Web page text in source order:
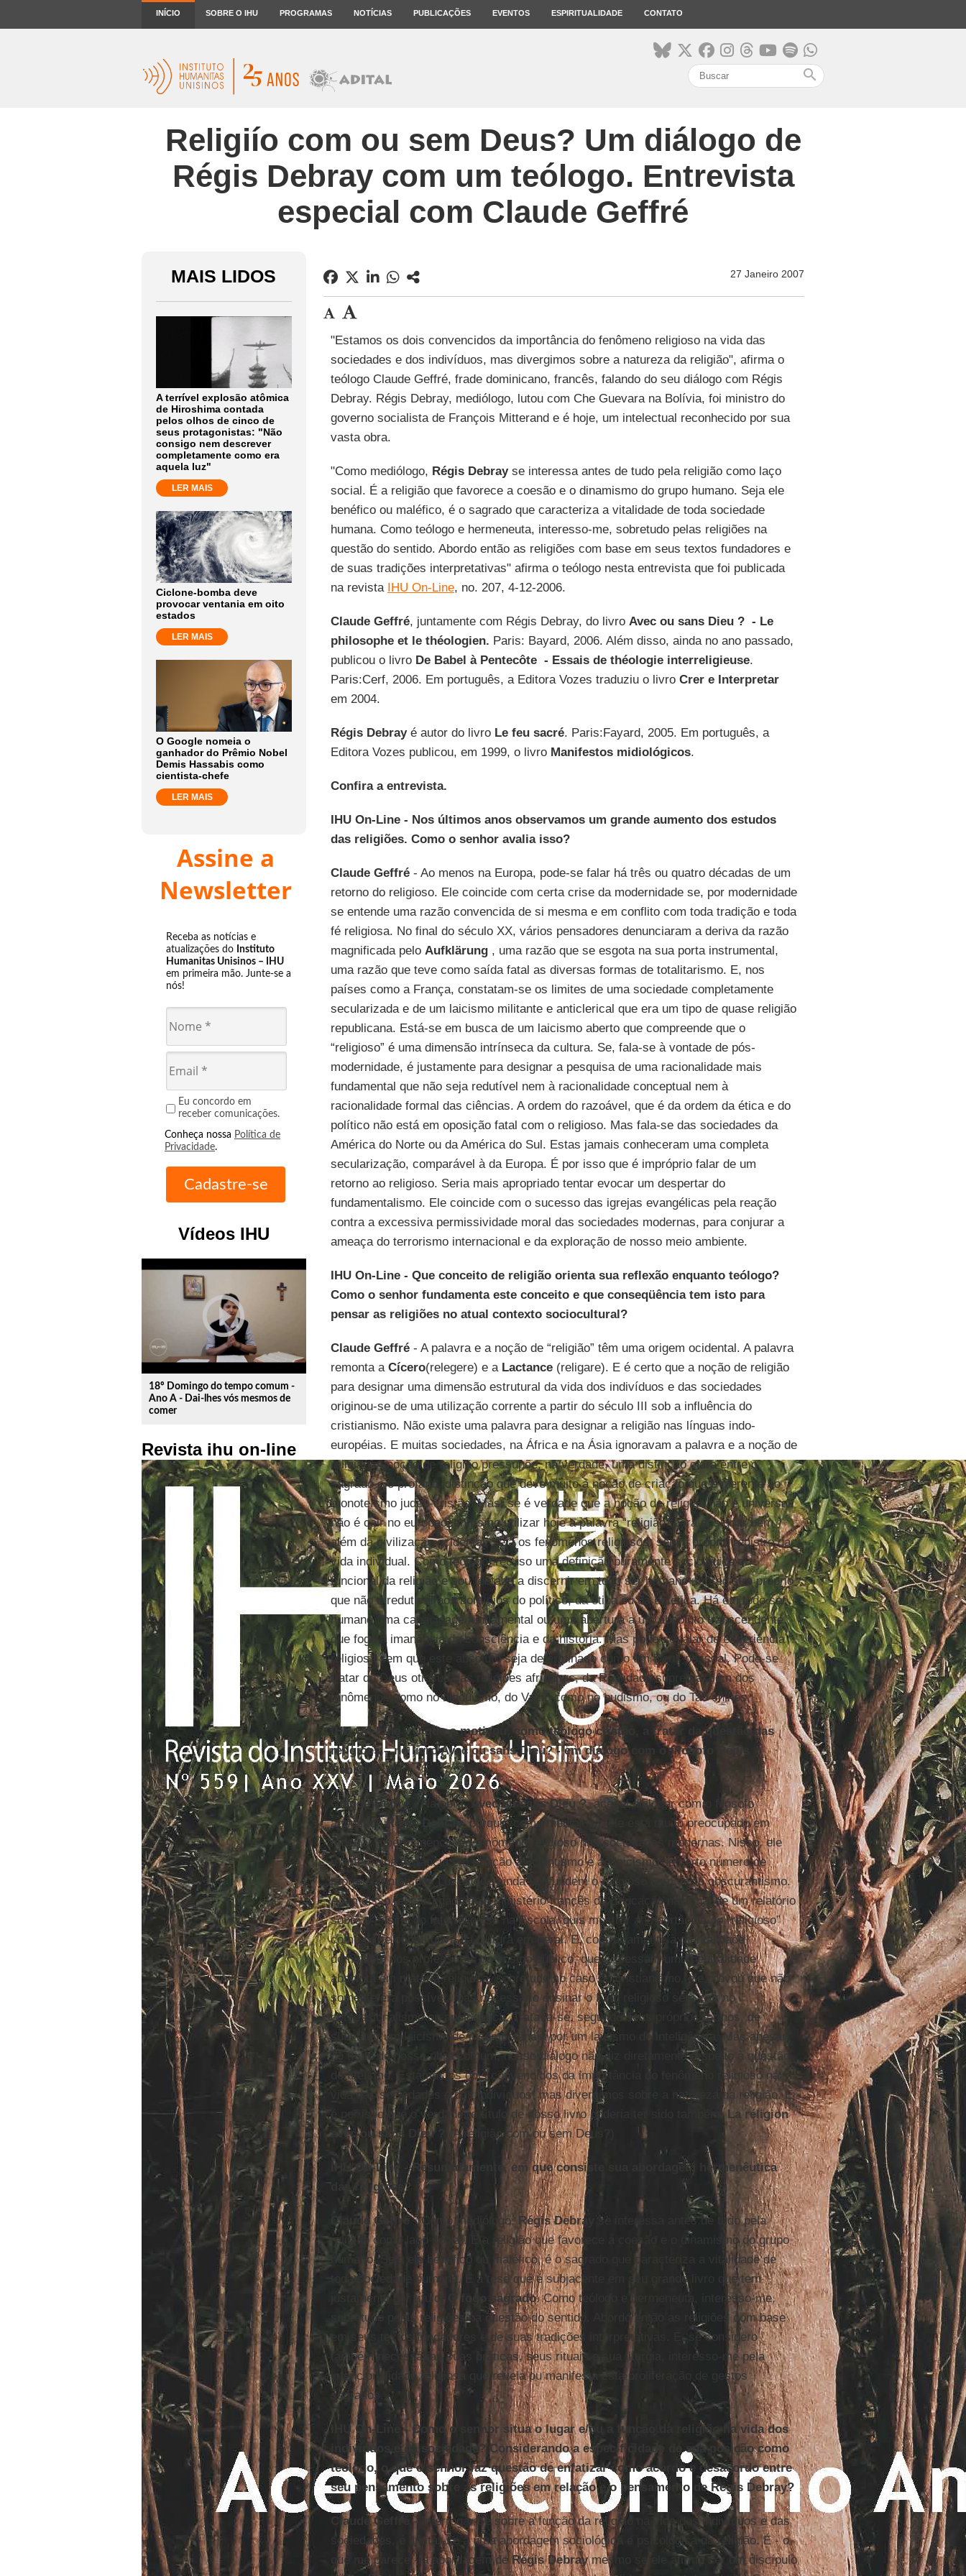
INÍCIO SOBRE O IHU PROGRAMAS NOTÍCIAS PUBLICAÇÕES EVENTOS ESPIRITUALIDADE CONTATO
search
Religiío com ou sem Deus? Um diálogo de
Régis Debray com um teólogo. Entrevista
especial com Claude Geffré
MAIS LIDOS
A terrível explosão atômica
de Hiroshima contada
pelos olhos de cinco de
seus protagonistas: "Não
consigo nem descrever
completamente como era
aquela luz"
LER MAIS
Ciclone-bomba deve
provocar ventania em oito
estados
LER MAIS
O Google nomeia o
ganhador do Prêmio Nobel
Demis Hassabis como
cientista-chefe
LER MAIS
Assine a
Newsletter
Receba as notícias e
atualizações do Instituto
Humanitas Unisinos – IHU
em primeira mão. Junte-se a
nós!
Eu concordo em
receber comunicações.
Conheça nossa Política de
Privacidade.
Vídeos IHU
play_circle_outline
18º Domingo do tempo comum -
Ano A - Dai-lhes vós mesmos de
comer
Revista ihu on-line
27 Janeiro 2007
"Estamos os dois convencidos da importância do fenômeno religioso na vida das
sociedades e dos indivíduos, mas divergimos sobre a natureza da religião", afirma o
teólogo Claude Geffré, frade dominicano, francês, falando do seu diálogo com Régis
Debray. Régis Debray, mediólogo, lutou com Che Guevara na Bolívia, foi ministro do
governo socialista de François Mitterand e é hoje, um intelectual reconhecido por sua
vasta obra.
"Como mediólogo, Régis Debrayse interessa antes de tudo pela religião como laço
social. É a religião que favorece a coesão e o dinamismo do grupo humano. Seja ele
benéfico ou maléfico, é o sagrado que caracteriza a vitalidade de toda sociedade
humana. Como teólogo e hermeneuta, interesso-me, sobretudo pelas religiões na
questão do sentido. Abordo então as religiões com base em seus textos fundadores e
de suas tradições interpretativas" afirma o teólogo nesta entrevista que foi publicada
na revista IHU On-Line, no. 207, 4-12-2006.
Claude Geffré, juntamente com Régis Debray, do livro Avec ou sans Dieu ? - Le
philosophe et le théologien. Paris: Bayard, 2006. Além disso, ainda no ano passado,
publicou o livro De Babel à Pentecôte - Essais de théologie interreligieuse.
Paris:Cerf, 2006. Em português, a Editora Vozes traduziu o livro Crer e Interpretar
em 2004.
Régis Debrayé autor do livro Le feu sacré. Paris:Fayard, 2005. Em português, a
Editora Vozes publicou, em 1999, o livro Manifestos midiológicos.
Confira a entrevista.
IHU On-Line - Nos últimos anos observamos um grande aumento dos estudos
das religiões. Como o senhor avalia isso?
Claude Geffré- Ao menos na Europa, pode-se falar há três ou quatro décadas de um
retorno do religioso. Ele coincide com certa crise da modernidade se, por modernidade
se entende uma razão convencida de si mesma e em conflito com toda tradição e toda
fé religiosa. No final do século XX, vários pensadores denunciaram a deriva da razão
magnificada pelo Aufklärung, uma razão que se esgota na sua porta instrumental,
uma razão que teve como saída fatal as diversas formas de totalitarismo. E, nos
países como a França, constatam-se os limites de uma sociedade completamente
secularizada e de um laicismo militante e anticlerical que era um tipo de quase religião
republicana. Está-se em busca de um laicismo aberto que compreende que o
“religioso” é uma dimensão intrínseca da cultura. Se, fala-se à vontade de pós-
modernidade, é justamente para designar a pesquisa de uma racionalidade mais
fundamental que não seja redutível nem à racionalidade conceptual nem à
racionalidade formal das ciências. A ordem do razoável, que é da ordem da ética e do
político não está em oposição fatal com o religioso. Mas fala-se das sociedades da
América do Norte ou da América do Sul. Estas jamais conheceram uma completa
secularização, comparável à da Europa. É por isso que é impróprio falar de um
retorno ao religioso. Seria mais apropriado tentar evocar um despertar do
fundamentalismo. Ele coincide com o sucesso das igrejas evangélicas pela reação
contra a excessiva permissividade moral das sociedades modernas, para conjurar a
ameaça do terrorismo internacional e da exploração de nosso meio ambiente.
IHU On-Line - Que conceito de religião orienta sua reflexão enquanto teólogo?
Como o senhor fundamenta este conceito e que conseqüência tem isto para
pensar as religiões no atual contexto sociocultural?
Claude Geffré- A palavra e a noção de “religião” têm uma origem ocidental. A palavra
remonta a Cícero(relegere) e a Lactance(religare). E é certo que a noção de religião
para designar uma dimensão estrutural da vida dos indivíduos e das sociedades
originou-se de uma utilização corrente a partir do século III sob a influência do
cristianismo. Não existe uma palavra para designar a religião nas línguas indo-
européias. E muitas sociedades, na África e na Ásia ignoravam a palavra e a noção de
religião. A noção de religião pressupõe, na verdade, uma distinção clara entre o
sagrado e o profano, distinção que deve muito à noção de criação que é inerente ao
monoteísmo judeu-cristão. Mas, se é verdade que a noção de religião não é universal,
não é cair no europeocentrismo utilizar hoje a palavra “religião” para designar bem
além da civilização ocidental, seja os fenômenos religiosos, seja o próprio registro da
vida individual. Como teólogo, recuso uma definição puramente sociológica ou
funcional da religião e sou tentado a discernir em todo ser humano um registro próprio
que não é redutível aos domínios do político, da ética ou da estética. Há em todo ser
humano uma capacidade fundamental ou uma abertura a um absoluto transcendente
que foge à imanência da consciência e da história. Mas pode-se falar de experiência
religiosa sem que este absoluto seja determinado como um Deus pessoal. Pode-se
tratar do Deus otiosus das religiões africanas, da Realidade suprema além dos
fenômenos como no hinduismo, do Vazio como no budismo, ou do Tao chinês.
IHU On-Line - O que o motivou, como teólogo cristão, a tratar da questão das
religiões – no livro Avec ou sans Dieu? - em diálogo com o filósofo Régis
Debray?
Claude Geffré- Na obra,Avec ou sans Dieu ?, aceitei dialogar com o filósofo
agnósticoRégis Debray, porque, como mediólogo, ele está muito preocupado em
mostrar a permanência do fenômeno religioso nas sociedades modernas. Nisso, ele
mantém sua distância em relação ao cientismo e ao laicismo de certo número de
representantes das Luzes que ainda confundem o religioso com certo obscurantismo.
Além disso, encarregado pelo ministério francês da Educação nacional de um relatório
sobre o ensino do fato religioso na Escola, quis mostrar a importância do “religioso”
como parte constitutiva da cultura em geral. E, contrariamente à mentalidade
dominante dos professores do ensino público, que professam uma neutralidade
absoluta em matéria religiosa, sobretudo no caso do cristianismo, ele provou que não
somente era possível, mas necessário ensinar o Fato religioso sem cair no
confessionalismo ou apologética. Tratava-se, segundo seus próprios termos, de
substituir um laicismo de incompetência por um laicismo de inteligência. Mas apesar
do título de nossa obra comum, nosso diálogo não diz diretamente respeito à questão
do ateísmo. Estamos os dois convencidos da importância do fenômeno religioso na
vida das sociedades e dos indivíduos, mas divergimos sobre a natureza da religião. E
é por isso que o verdadeiro título de nosso livro poderia ter sido também:La réligion
avec ou sans Dieu ?
(A religião com ou sem Deus?)
IHU On-Line - Resumidamente, em que consiste sua abordagem hermenêutica
das religiões?
Claude Geffré- Como mediólogo, Régis Debray
se interessa antes de tudo pela
religião como laço social. É a religião que favorece a coesão e o dinamismo do grupo
humano. Seja ele benéfico ou maléfico, é o sagrado que caracteriza a vitalidade de
toda sociedade humana. É a tese que é subjacente em seu grande livro que tem
justamente por título,
O fogo sagrado. Como teólogo e hermeneuta, interesso-me,
sobretudo pelas religiões na questão do sentido. Abordo então as religiões com base
em seus textos fundadores e de suas tradições interpretativas. E, se considero
também necessárias suas práticas, seus rituais e sua liturgia, interesso-me pela
intencionalidade religiosa que revela ou manifesta esta proliferação de gestos
sagrados.
IHU On-Line - Como o senhor situa o lugar e/ou a função da religião na vida dos
indivíduos e da sociedade? Considerando a especificidade de sua posição como
teólogo, o que o senhor faz questão de enfatizar como acordo e desacordo entre
seu pensamento sobre as religiões em relação e o pensamento de Régis Debray?
Claude Geffré - Interrogar-se sobre a função da religião na vida dos indivíduos e das
sociedades, é limitar-se a uma abordagem sociológica e psicológica da religião. É - o
que me parece - a abordagem deRégis Debraymesmo se ele afirma ser um discípulo